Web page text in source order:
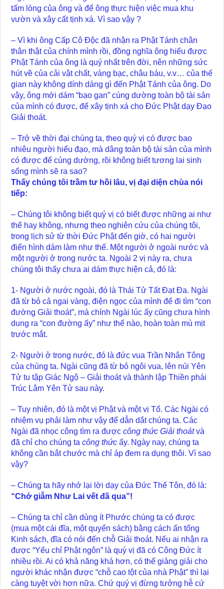
tấm lòng của ông và để ông thực hiện việc mua khu
vườn và xây cất tịnh xá. Vì sao vậy ?
– Vì khi ông Cấp Cô Độc đã nhận ra Phật Tánh chân
thân thật của chính mình rồi, đồng nghĩa ông hiểu được
Phật Tánh của ông là quý nhất trên đời, nên những sức
hút về của cải vật chất, vàng bạc, châu báu, v.v… của thế
gian này không dính dáng gì đến Phật Tánh của ông. Do
vậy, ông mới dám “bạo gan” cúng dường toàn bộ tài sản
của mình có được, để xây tịnh xá cho Đức Phật dạy Đạo
Giải thoát.
– Trở về thời đại chúng ta, theo quý vị có được bao
nhiêu người hiểu đạo, mà dâng toàn bộ tài sản của mình
có được để cúng dường, rồi không biết tương lai sinh
sống mình sẽ ra sao?
Thấy chúng tôi trầm tư hồi lâu, vị đại diện chùa nói
tiếp:
– Chúng tôi không biết quý vị có biết được những ai như
thế hay không, nhưng theo nghiên cứu của chúng tôi,
trong lịch sử từ thời Đức Phật đến giờ, có hai người
điển hình dám làm như thế. Một người ở ngoài nước và
một người ở trong nước ta. Ngoài 2 vị này ra, chưa
chúng tôi thấy chưa ai dám thực hiện cả, đó là:
1- Người ở nước ngoài, đó là Thái Tử Tất Đạt Đa. Ngài
đã từ bỏ cả ngai vàng, điện ngọc của mình để đi tìm “con
đường Giải thoát”, mà chính Ngài lúc ấy cũng chưa hình
dung ra “con đường ấy” như thế nào, hoàn toàn mù mịt
trước mắt.
2- Người ở trong nước, đó là đức vua Trần Nhân Tông
của chúng ta. Ngài cũng đã từ bỏ ngôi vua, lên núi Yên
Tử tu tập Giác Ngộ – Giải thoát và thành lập Thiền phái
Trúc Lâm Yên Tử sau này.
– Tuy nhiên, đó là một vị Phật và một vị Tổ. Các Ngài có
nhiệm vụ phải làm như vậy để dẫn dắt chúng ta. Các
Ngài đã nhọc công tìm ra đượccông thức Giải thoátvà
đã chỉ cho chúng tacông thức ấy. Ngày nay, chúng ta
không cần bắt chước mà chỉ áp đem ra dụng thôi. Vì sao
vậy?
– Chúng ta hãy nhớ lại lời dạy của Đức Thế Tôn, đó là:
“Chớ giẫm Như Lai vết đã qua”!
– Chúng ta chỉ cần dùng ít Phước chúng ta có được
(mua một cái đĩa, một quyển sách) bằng cách ấn tống
Kinh sách, đĩa có nói đến chỗ Giải thoát. Nếu ai nhận ra
được “Yếu chỉ Phật ngôn” là quý vị đã có Công Đức ít
nhiều rồi. Ai có khả năng khá hơn, có thể giảng giải cho
người khác nhận được “chỗ cao tột của nhà Phật” thì lại
càng tuyệt vời hơn nữa. Chứ quý vị đừng tưởng hễ cứ